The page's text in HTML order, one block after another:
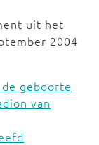
uit het
2004
geboorte
van